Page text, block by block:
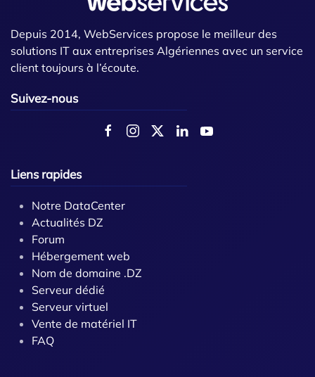
Depuis 2014, WebServices propose le meilleur des
solutions IT aux entreprises Algériennes avec un service
client toujours à l’écoute.
Suivez-nous
Liens rapides
Notre DataCenter
Actualités DZ
Forum
Hébergement web
Nom de domaine .DZ
Serveur dédié
Serveur virtuel
Vente de matériel IT
FAQ